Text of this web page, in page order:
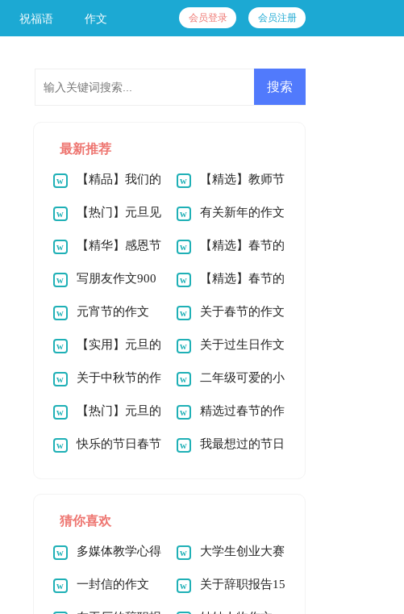
祝福语 作文 会员登录 会员注册
最新推荐
【精品】我们的
节日春节作文300字
锦集七篇
【精选】教师节
的作文100字3篇
【热门】元旦见
闻作文100字4篇
有关新年的作文
100字4篇
【精华】感恩节
的作文900字4篇
【精选】春节的
作文100字合集十篇
写朋友作文900
字3篇
【精选】春节的
作文900字合集八篇
元宵节的作文
200字4篇
关于春节的作文
100字合集九篇
【实用】元旦的
作文100字三篇
关于过生日作文
200字九篇
关于中秋节的作
文100字9篇
二年级可爱的小
鸡作文100字4篇
【热门】元旦的
作文200字四篇
精选过春节的作
文200字4篇
快乐的节日春节 我最想过的节日
猜你喜欢
多媒体教学心得
体会
大学生创业大赛
策划书(15篇)
一封信的作文 关于辞职报告15